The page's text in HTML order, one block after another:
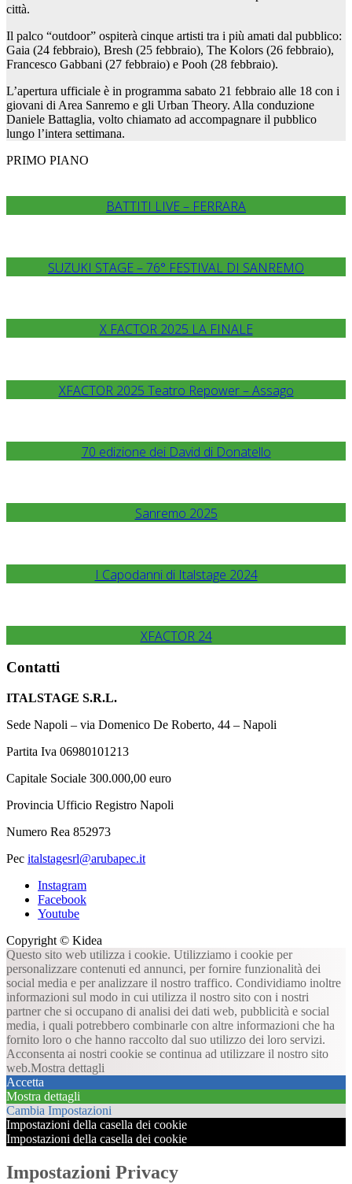
città.
Il palco “outdoor” ospiterà cinque artisti tra i più amati dal pubblico:
Gaia (24 febbraio), Bresh (25 febbraio), The Kolors (26 febbraio),
Francesco Gabbani (27 febbraio) e Pooh (28 febbraio).
L’apertura ufficiale è in programma sabato 21 febbraio alle 18 con i
giovani di Area Sanremo e gli Urban Theory. Alla conduzione
Daniele Battaglia, volto chiamato ad accompagnare il pubblico
lungo l’intera settimana.
PRIMO PIANO
BATTITI LIVE – FERRARA
SUZUKI STAGE – 76° FESTIVAL DI SANREMO
X FACTOR 2025 LA FINALE
XFACTOR 2025 Teatro Repower – Assago
70 edizione dei David di Donatello
Sanremo 2025
I Capodanni di Italstage 2024
XFACTOR 24
Contatti
ITALSTAGE S.R.L.
Sede Napoli – via Domenico De Roberto, 44 – Napoli
Partita Iva 06980101213
Capitale Sociale 300.000,00 euro
Provincia Ufficio Registro Napoli
Numero Rea 852973
Pec italstagesrl@arubapec.it
Instagram
Facebook
Youtube
Copyright © Kidea
Questo sito web utilizza i cookie. Utilizziamo i cookie per
personalizzare contenuti ed annunci, per fornire funzionalità dei
social media e per analizzare il nostro traffico. Condividiamo inoltre
informazioni sul modo in cui utilizza il nostro sito con i nostri
partner che si occupano di analisi dei dati web, pubblicità e social
media, i quali potrebbero combinarle con altre informazioni che ha
fornito loro o che hanno raccolto dal suo utilizzo dei loro servizi.
Acconsenta ai nostri cookie se continua ad utilizzare il nostro sito
web.Mostra dettagli
Accetta
Mostra dettagli
Cambia Impostazioni
Impostazioni della casella dei cookie
Impostazioni della casella dei cookie
Impostazioni Privacy